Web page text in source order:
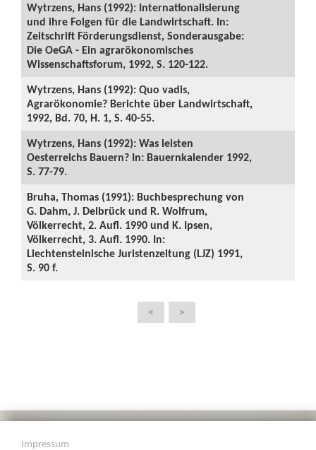
Wytrzens, Hans (1992): Internationalisierung
und ihre Folgen für die Landwirtschaft. In:
Zeitschrift Förderungsdienst, Sonderausgabe:
Die OeGA - Ein agrarökonomisches
Wissenschaftsforum, 1992, S. 120-122.
Wytrzens, Hans (1992): Quo vadis,
Agrarökonomie? Berichte über Landwirtschaft,
1992, Bd. 70, H. 1, S. 40-55.
Wytrzens, Hans (1992): Was leisten
Oesterreichs Bauern? In: Bauernkalender 1992,
S. 77-79.
Bruha, Thomas (1991): Buchbesprechung von
G. Dahm, J. Delbrück und R. Wolfrum,
Völkerrecht, 2. Aufl. 1990 und K. Ipsen,
Völkerrecht, 3. Aufl. 1990. In:
Liechtensteinische Juristenzeitung (LJZ) 1991,
S. 90 f.
< >
Impressum